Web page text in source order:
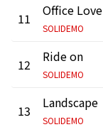
11 Office Love
SOLIDEMO
12 Ride on
SOLIDEMO
13 Landscape
SOLIDEMO